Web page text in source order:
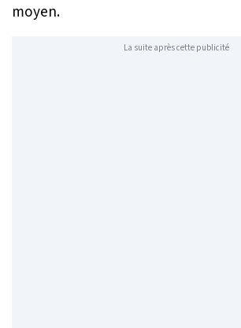
moyen.
La suite après cette publicité